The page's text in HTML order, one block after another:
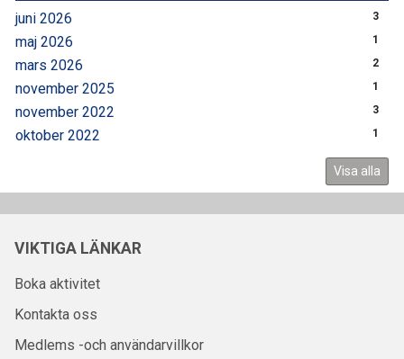
juni 2026 3
maj 2026 1
mars 2026 2
november 2025 1
november 2022 3
oktober 2022 1
Visa alla
VIKTIGA LÄNKAR
Boka aktivitet
Kontakta oss
Medlems -och användarvillkor